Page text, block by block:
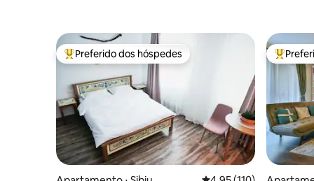
Entre os melhores preferidos dos hóspedes
Preferido dos hóspedes Entre